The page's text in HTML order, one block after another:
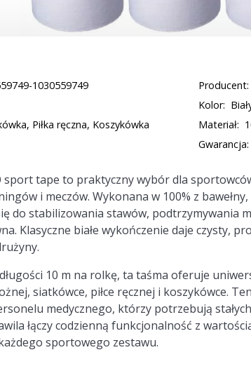
1030559749 Producent:
Kolor:
Piłka ręczna, Koszykówka Materiał:
Gwarancja:
sport tape to praktyczny wybór dla
i meczów. Wykonana w 100% z
do stabilizowania stawów, podtrzymywania
Klasyczne białe wykończenie daje czysty,
10 m na rolkę, ta taśma oferuje
siatkówce, piłce ręcznej i koszykówce.
medycznego, którzy potrzebują
łączy codzienną funkcjonalność z
sportowego zestawu.